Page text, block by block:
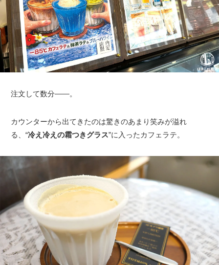
注文して数分――。
カウンターから出てきたのは驚きのあまり笑みが溢れ
る、“冷え冷えの霜つきグラス”に入ったカフェラテ。